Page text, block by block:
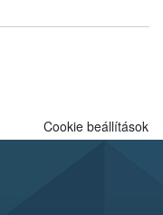
elleni további
termesztésben is
Cookie beállítások